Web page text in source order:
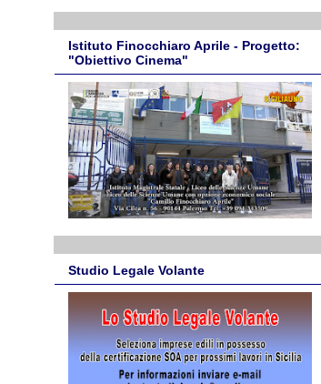
Istituto Finocchiaro Aprile - Progetto:
"Obiettivo Cinema"
Studio Legale Volante